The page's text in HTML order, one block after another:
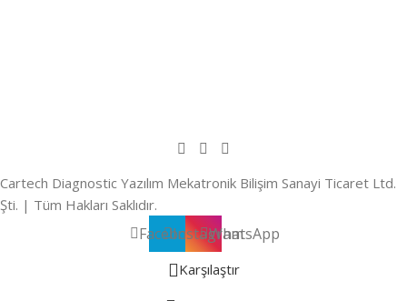
Cartech Diagnostic Yazılım Mekatronik Bilişim Sanayi Ticaret Ltd.
Şti. | Tüm Hakları Saklıdır.
FacebookInstagramWhatsApp
Karşılaştır